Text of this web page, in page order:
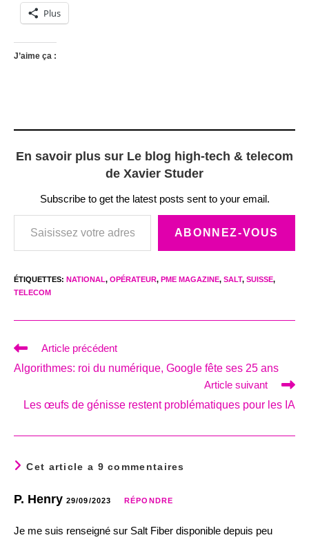
Plus
J’aime ça :
En savoir plus sur Le blog high-tech & telecom
de Xavier Studer
Subscribe to get the latest posts sent to your email.
Saisissez votre adresse e-mail…
ABONNEZ-VOUS
ÉTIQUETTES: NATIONAL, OPÉRATEUR, PME MAGAZINE, SALT, SUISSE,
TELECOM
Read
articles
Article précédent
Algorithmes: roi du numérique, Google fête ses 25 ans
Article suivant
Les œufs de génisse restent problématiques pour les IA
Cet article a 9 commentaires
P. Henry 29/09/2023 RÉPONDRE
Je me suis renseigné sur Salt Fiber disponible depuis peu